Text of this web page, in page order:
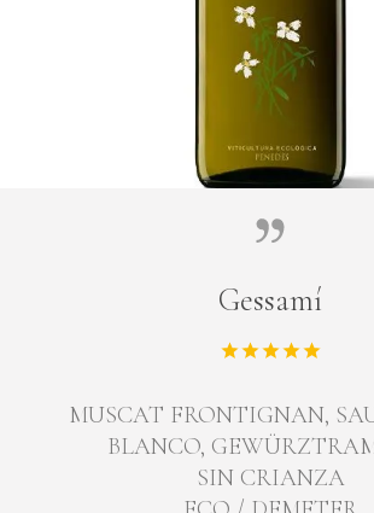
Gessamí
MUSCAT FRONTIGNAN,
BLANCO,
SIN CRIANZA